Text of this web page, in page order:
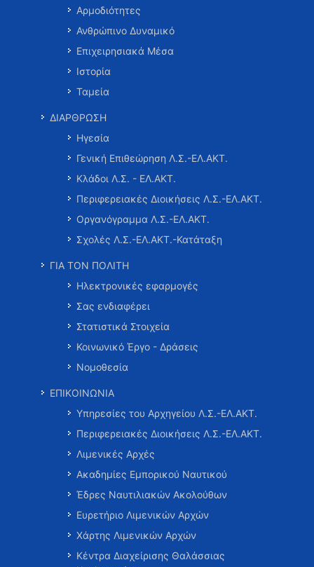
Αρμοδιότητες
Ανθρώπινο Δυναμικό
Επιχειρησιακά Μέσα
Ιστορία
Ταμεία
ΔΙΑΡΘΡΩΣΗ
Ηγεσία
Γενική Επιθεώρηση Λ.Σ.-ΕΛ.ΑΚΤ.
Κλάδοι Λ.Σ. - ΕΛ.ΑΚΤ.
Περιφερειακές Διοικήσεις Λ.Σ.-ΕΛ.ΑΚΤ.
Οργανόγραμμα Λ.Σ.-ΕΛ.ΑΚΤ.
Σχολές Λ.Σ.-ΕΛ.ΑΚΤ.-Κατάταξη
ΓΙΑ ΤΟΝ ΠΟΛΙΤΗ
Ηλεκτρονικές εφαρμογές
Σας ενδιαφέρει
Στατιστικά Στοιχεία
Κοινωνικό Έργο - Δράσεις
Νομοθεσία
ΕΠΙΚΟΙΝΩΝΙΑ
Υπηρεσίες του Αρχηγείου Λ.Σ.-ΕΛ.ΑΚΤ.
Περιφερειακές Διοικήσεις Λ.Σ.-ΕΛ.ΑΚΤ.
Λιμενικές Αρχές
Ακαδημίες Εμπορικού Ναυτικού
Έδρες Ναυτιλιακών Ακολούθων
Ευρετήριο Λιμενικών Αρχών
Χάρτης Λιμενικών Αρχών
Κέντρα Διαχείρισης Θαλάσσιας